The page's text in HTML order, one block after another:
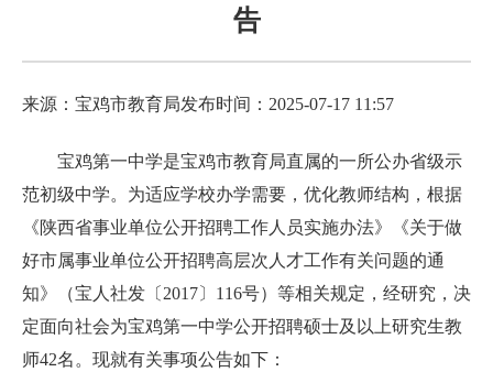
告
来源：宝鸡市教育局发布时间：2025-07-17 11:57
宝鸡第一中学是宝鸡市教育局直属的一所公办省级示
范初级中学。为适应学校办学需要，优化教师结构，根据
《陕西省事业单位公开招聘工作人员实施办法》《关于做
好市属事业单位公开招聘高层次人才工作有关问题的通
知》（宝人社发〔2017〕116号）等相关规定，经研究，决
定面向社会为宝鸡第一中学公开招聘硕士及以上研究生教
师42名。现就有关事项公告如下：